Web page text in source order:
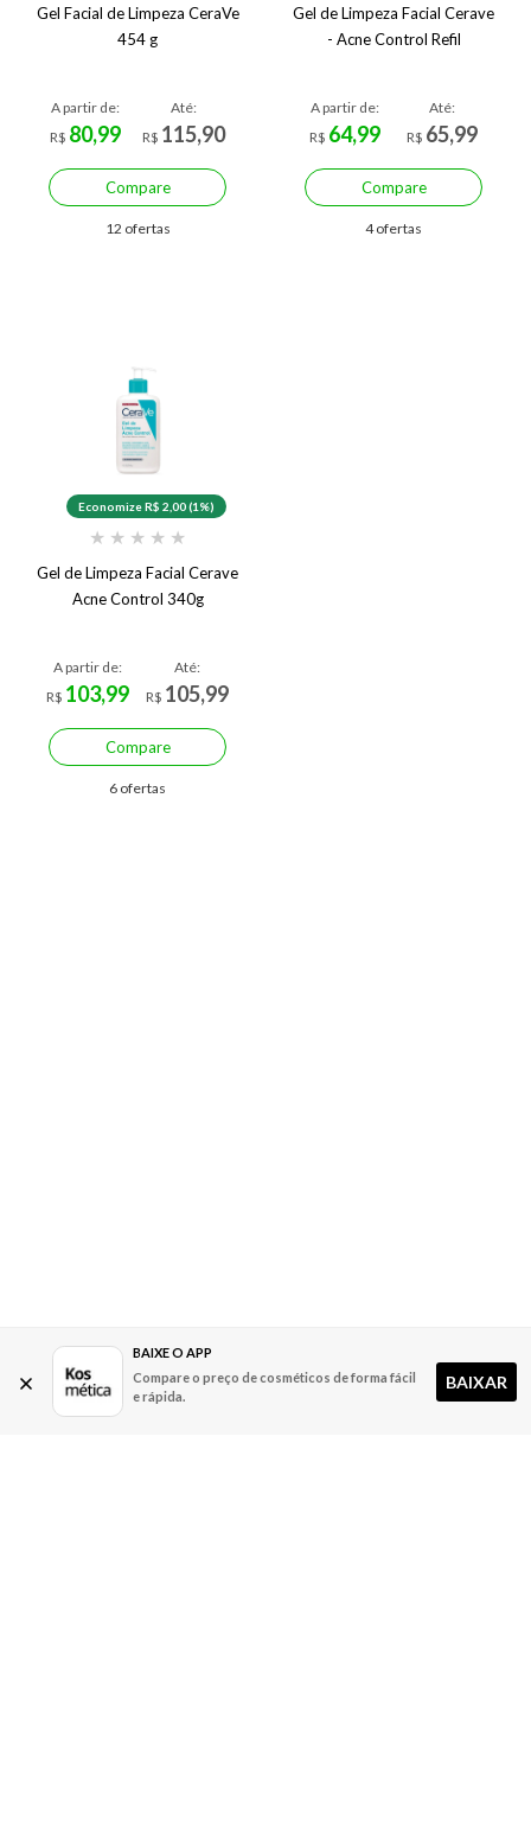
Gel Facial de Limpeza CeraVe
454 g
A partir de:
R$ 80,99
Até:
R$ 115,90
Compare
12 ofertas
Gel de Limpeza Facial Cerave
- Acne Control Refil
A partir de:
R$ 64,99
Até:
R$ 65,99
Compare
4 ofertas
Economize R$ 2,00 (1%)
★ ★ ★ ★ ★
Gel de Limpeza Facial Cerave
Acne Control 340g
A partir de:
R$ 103,99
Até:
R$ 105,99
Compare
6 ofertas
BAIXE O APP
Compare o preço de cosméticos de forma fácil
e rápida.
BAIXAR